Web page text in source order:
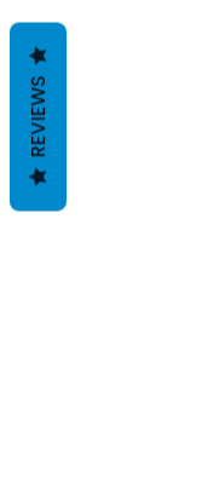
REVIEWS